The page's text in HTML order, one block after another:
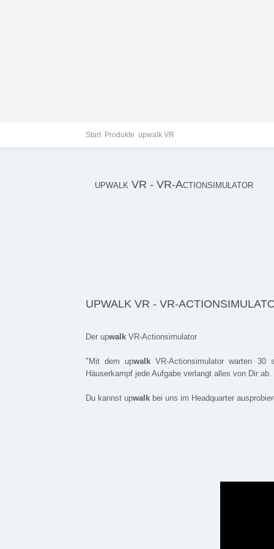
Start Produkte upwalk VR
upwalk VR - VR-Actionsimulator
UPWALK VR - VR-
Der upwalk VR-Actionsimulator
"Mit dem upwalk VR-Actionsimulator warten 30
Häuserkampf jede Aufgabe verlangt alles von Dir
Du kannst upwalk bei uns im Headquarter